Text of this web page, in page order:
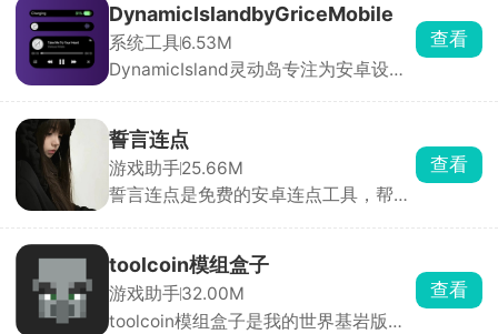
DynamicIslandbyGriceMobile
系统工具6.53M
DynamicIsland灵动岛专注为安卓设备
动岛的尺寸、位置、圆角、透明度，到
组件样式、通知动效、配色主题、交互
逻辑均可自由调节，用户可根据机型与
审美打造独一无二的桌面形态。
查看
誓言连点
游戏助手25.66M
誓言连点是免费的安卓连点工具，帮你
制一整套手势循环回放。参数可以自由
调整，间隔能设到毫秒，还带随机偏移
和抖动，更像真人操作，不容易被检
测。
查看
toolcoin模组盒子
游戏助手32.00M
toolcoin模组盒子是我的世界基岩版模
查看